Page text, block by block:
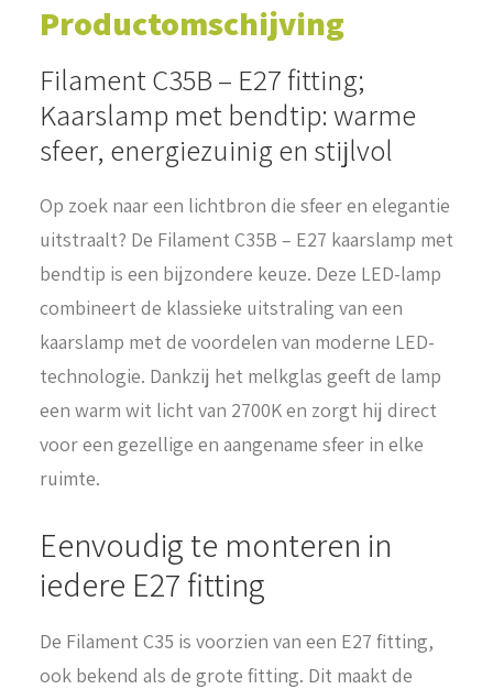
Productomschijving
Filament C35B – E27 fitting;
Kaarslamp met bendtip: warme
sfeer, energiezuinig en stijlvol
Op zoek naar een lichtbron die sfeer en elegantie
uitstraalt? De Filament C35B – E27 kaarslamp met
bendtip is een bijzondere keuze. Deze LED-lamp
combineert de klassieke uitstraling van een
kaarslamp met de voordelen van moderne LED-
technologie. Dankzij het melkglas geeft de lamp
een warm wit licht van 2700K en zorgt hij direct
voor een gezellige en aangename sfeer in elke
ruimte.
Eenvoudig te monteren in
iedere E27 fitting
De Filament C35 is voorzien van een E27 fitting,
ook bekend als de grote fitting. Dit maakt de